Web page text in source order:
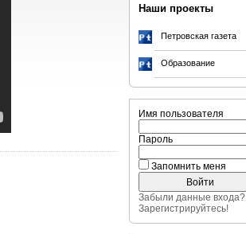
Наши проекты
Петровская газета
Образование
Имя пользователя
Пароль
Запомнить меня
Забыли данные входа?
Зарегистрируйтесь!